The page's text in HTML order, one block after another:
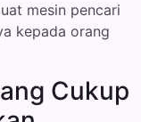
mesin pencari
kepada orang
Cukup